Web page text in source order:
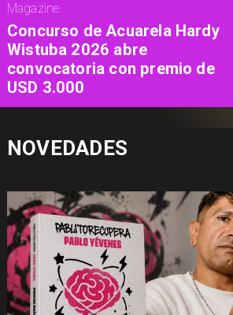
Cine
"Diamanti": una carta de amor al
cine contada a través de las
mujeres
NOVEDADES